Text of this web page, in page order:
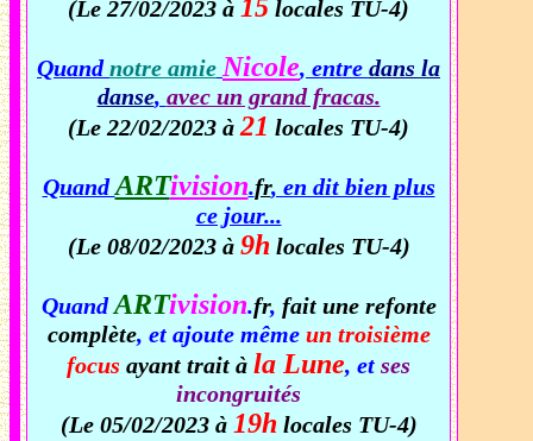
(Le 27/02/2023 à 15 locales TU-4)
Quandnotre amie Nicole, entre dans la
danse, avec un grand fracas.
(Le 22/02/2023 à 21 locales TU-4)
QuandARTivision.fr, en dit bien plus
ce jour...
(Le 08/02/2023 à 9h locales TU-4)
QuandARTivision.fr, fait une refonte
complète, et ajoute même un troisième
focus ayant trait à la Lune, et ses
incongruités
(Le 05/02/2023 à 19h locales TU-4)